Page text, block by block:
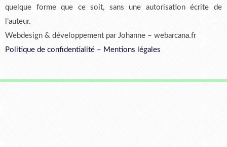
quelque forme que ce soit, sans une autorisation écrite de
l’auteur.
Webdesign & développement par Johanne – webarcana.fr
Politique de confidentialité – Mentions légales